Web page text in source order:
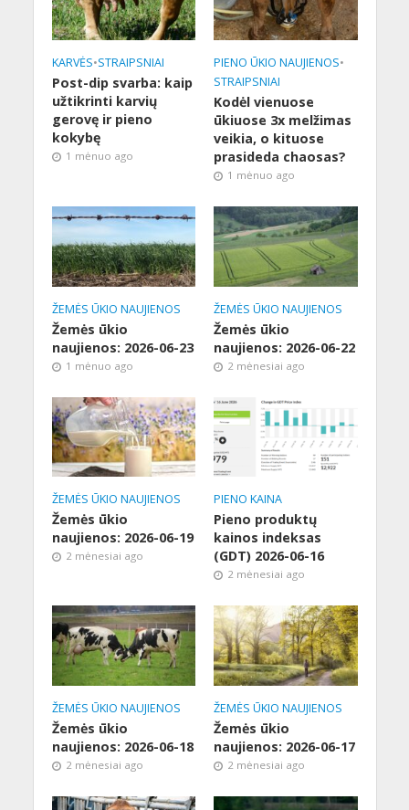
KARVĖS•STRAIPSNIAI
Post-dip svarba: kaip
užtikrinti karvių
gerovę ir pieno
kokybę
1 mėnuo ago
PIENO ŪKIO NAUJIENOS•
STRAIPSNIAI
Kodėl vienuose
ūkiuose 3x melžimas
veikia, o kituose
prasideda chaosas?
1 mėnuo ago
ŽEMĖS ŪKIO NAUJIENOS
Žemės ūkio
naujienos: 2026-06-23
1 mėnuo ago
ŽEMĖS ŪKIO NAUJIENOS
Žemės ūkio
naujienos: 2026-06-22
2 mėnesiai ago
ŽEMĖS ŪKIO NAUJIENOS
Žemės ūkio
naujienos: 2026-06-19
2 mėnesiai ago
PIENO KAINA
Pieno produktų
kainos indeksas
(GDT) 2026-06-16
2 mėnesiai ago
ŽEMĖS ŪKIO NAUJIENOS
Žemės ūkio
naujienos: 2026-06-18
2 mėnesiai ago
ŽEMĖS ŪKIO NAUJIENOS
Žemės ūkio
naujienos: 2026-06-17
2 mėnesiai ago